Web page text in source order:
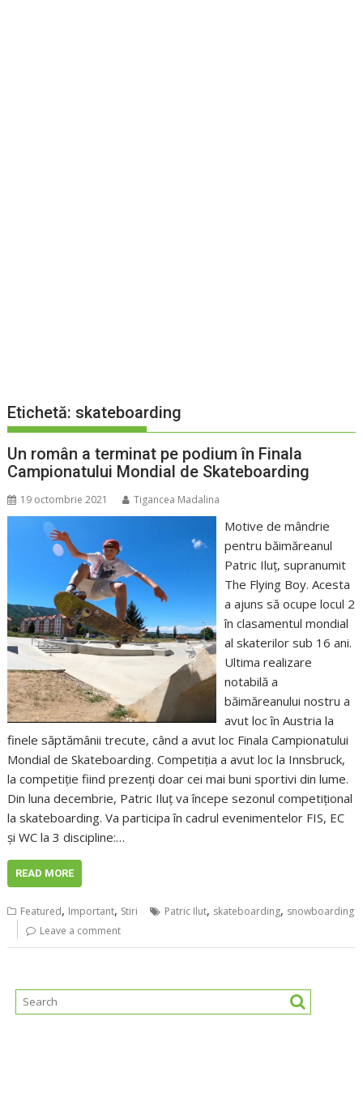
Etichetă: skateboarding
Un român a terminat pe podium în Finala
Campionatului Mondial de Skateboarding
19 octombrie 2021 Tigancea Madalina
Motive de mândrie
pentru băimăreanul
Patric Iluț, supranumit
The Flying Boy. Acesta
a ajuns să ocupe locul 2
în clasamentul mondial
al skaterilor sub 16 ani.
Ultima realizare
notabilă a
băimăreanului nostru a
avut loc în Austria la
finele săptămânii trecute, când a avut loc Finala Campionatului
Mondial de Skateboarding. Competiția a avut loc la Innsbruck,
la competiție fiind prezenți doar cei mai buni sportivi din lume.
Din luna decembrie, Patric Iluț va începe sezonul competițional
la skateboarding. Va participa în cadrul evenimentelor FIS, EC
și WC la 3 discipline:…
READ MORE
Featured, Important, Stiri Patric Ilut, skateboarding, snowboarding
Leave a comment